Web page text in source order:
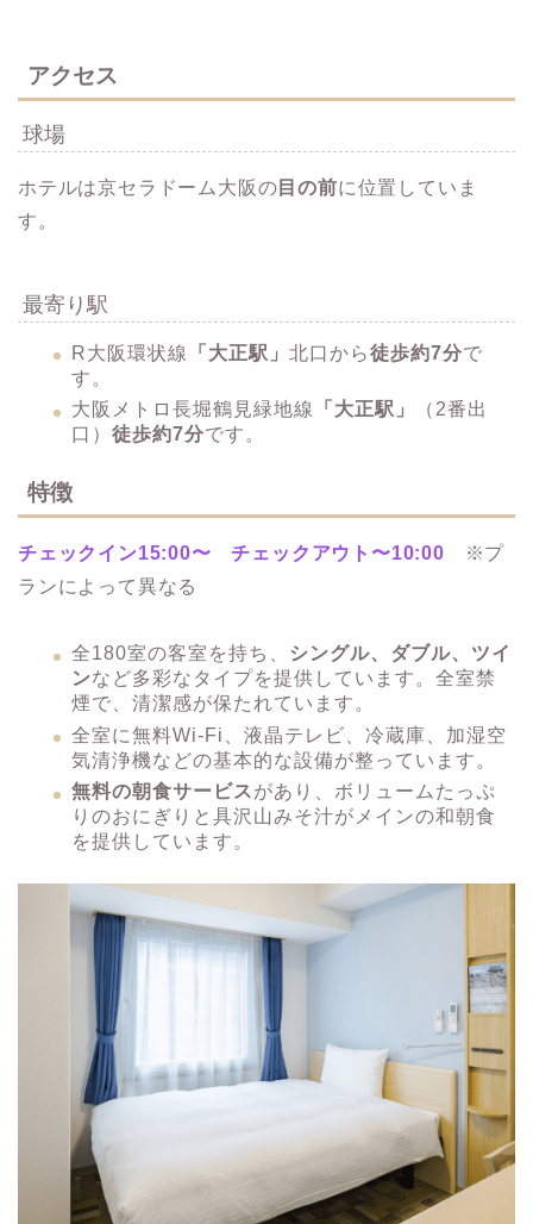
アクセス
球場
ホテルは京セラドーム大阪の 目の前に位置していま
す。
最寄り駅
R大阪環状線 「大正駅」 北口から徒歩約7分​で
す。
大阪メトロ長堀鶴見緑地線
「大正駅」
（2番出
口） ​徒歩約7分です。
特徴
チェックイン15:00〜 チェックアウト〜10:00 ※プ
ランによって異なる
全180室の客室を持ち、
シングル、ダブル、ツイ
ンなど多彩なタイプを提供しています。全室禁
煙で、清潔感が保たれています。​
​全室に無料Wi-Fi、液晶テレビ、冷蔵庫、加湿空
気清浄機などの基本的な設備が整っています。​
無料の朝食サービスがあり、ボリュームたっぷ
りのおにぎりと具沢山みそ汁がメインの和朝食
を提供しています。 ​